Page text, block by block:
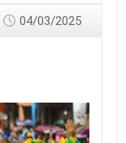
04/03/2025